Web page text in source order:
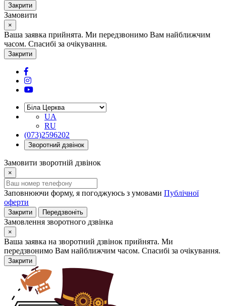
Закрити
Замовити
×
Ваша заявка прийнята. Ми передзвонимо Вам найближчим
часом. Спасибі за очікування.
Закрити
UA
RU
(073)2596202
Зворотний дзвінок
Замовити зворотній дзвінок
×
Заповнюючи форму, я погоджуюсь з умовами Публічної
оферти
Закрити Передзвоніть
Замовлення зворотного дзвінка
×
Ваша заявка на зворотний дзвінок прийнята. Ми
передзвонимо Вам найближчим часом. Спасибі за очікування.
Закрити